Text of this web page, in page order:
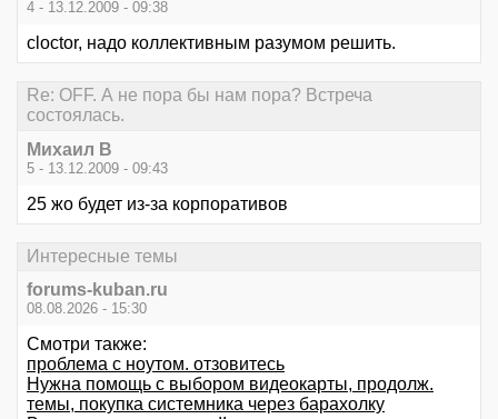
4 - 13.12.2009 - 09:38
cloctor, надо коллективным разумом решить.
Re: OFF. А не пора бы нам пора? Встреча
состоялась.
Михаил В
5 - 13.12.2009 - 09:43
25 жо будет из-за корпоративов
Интересные темы
forums-kuban.ru
08.08.2026 - 15:30
Смотри также:
проблема с ноутом. отзовитесь
Нужна помощь с выбором видеокарты, продолж.
темы, покупка системника через барахолку